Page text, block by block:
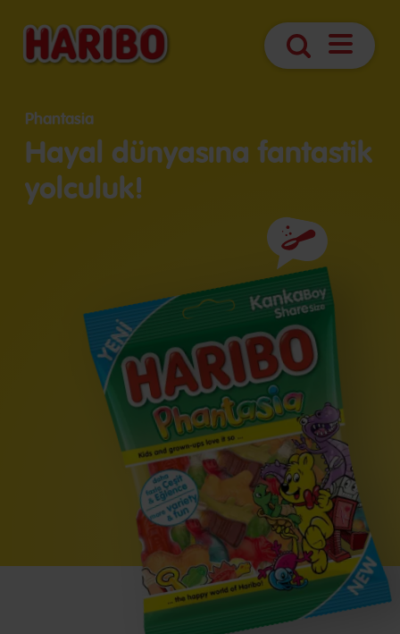
Arama
Phantasia
Hayal dünyasına fantastik
yolculuk!
İçindekiler